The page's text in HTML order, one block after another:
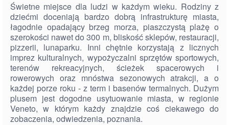
Świetne miejsce dla ludzi w każdym wieku. Rodziny z
dziećmi doceniają bardzo dobrą infrastrukturę miasta,
łagodnie opadający brzeg morza, piaszczystą plażę o
szerokości nawet do 300 m, bliskość sklepów, restauracji,
pizzerii, lunaparku. Inni chętnie korzystają z licznych
imprez kulturalnych, wypożyczalni sprzętów sportowych,
terenów rekreacyjnych, ścieżek spacerowych i
rowerowych oraz mnóstwa sezonowych atrakcji, a o
każdej porze roku - z term i basenów termalnych. Dużym
plusem jest dogodne usytuowanie miasta, w regionie
Veneto, w którym każdy znajdzie coś ciekawego do
zobaczenia, odwiedzenia, poznania.